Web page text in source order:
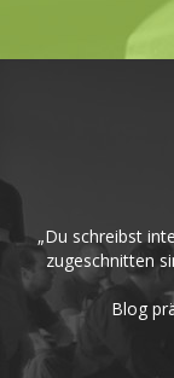
„Du schreibst
zugeschnitten
Blog